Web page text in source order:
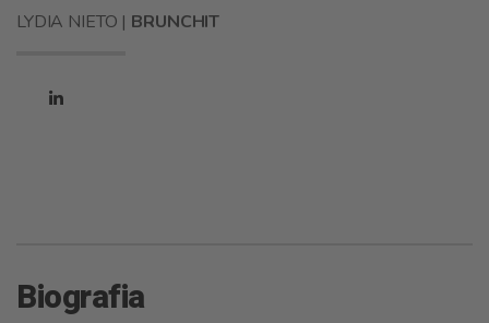
LYDIA NIETO | BRUNCHIT
Biografia